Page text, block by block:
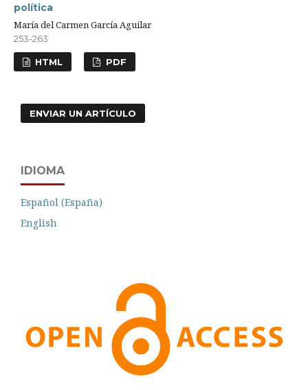
política
María del Carmen García Aguilar
253-263
HTML PDF
ENVIAR UN ARTÍCULO
IDIOMA
Español (España)
English